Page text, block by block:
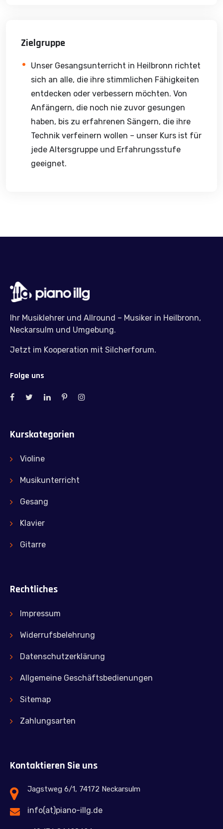
Zielgruppe
Unser Gesangsunterricht in Heilbronn richtet
sich an alle, die ihre stimmlichen Fähigkeiten
entdecken oder verbessern möchten. Von
Anfängern, die noch nie zuvor gesungen
haben, bis zu erfahrenen Sängern, die ihre
Technik verfeinern wollen – unser Kurs ist für
jede Altersgruppe und Erfahrungsstufe
geeignet.
Ihr Musiklehrer und Allround – Musiker in Heilbronn,
Neckarsulm und Umgebung.
Jetzt im Kooperation mit Silcherforum.
Folge uns
Kurskategorien
Violine
Musikunterricht
Gesang
Klavier
Gitarre
Rechtliches
Impressum
Widerrufsbelehrung
Datenschutzerklärung
Allgemeine Geschäftsbedienungen
Sitemap
Zahlungsarten
Kontaktieren Sie uns
Jagstweg 6/1, 74172 Neckarsulm
info(at)piano-illg.de